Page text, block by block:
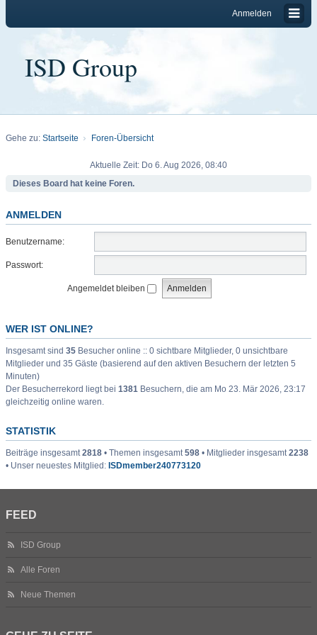
Anmelden
ISD Group
Gehe zu: Startseite Foren-Übersicht
Aktuelle Zeit: Do 6. Aug 2026, 08:40
Dieses Board hat keine Foren.
ANMELDEN
Benutzername:
Passwort:
Angemeldet bleiben
WER IST ONLINE?
Insgesamt sind 35 Besucher online :: 0 sichtbare Mitglieder, 0 unsichtbare
Mitglieder und 35 Gäste (basierend auf den aktiven Besuchern der letzten 5
Minuten)
Der Besucherrekord liegt bei 1381 Besuchern, die am Mo 23. Mär 2026, 23:17
gleichzeitig online waren.
STATISTIK
Beiträge insgesamt2818 • Themen insgesamt598 • Mitglieder insgesamt2238
• Unser neuestes Mitglied: ISDmember240773120
FEED
ISD Group
Alle Foren
Neue Themen